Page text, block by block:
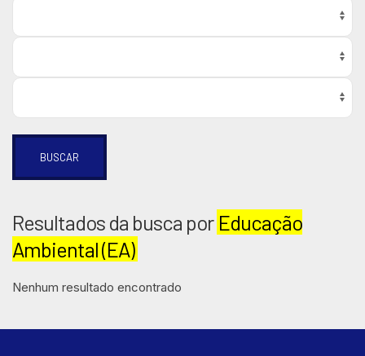
BUSCAR
Resultados da busca por Educação
Ambiental (EA)
Nenhum resultado encontrado